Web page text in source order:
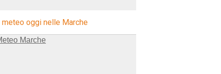
meteo oggi nelle Marche